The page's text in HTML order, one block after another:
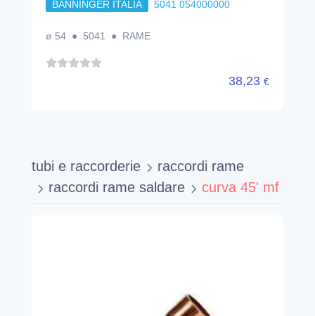
BANNINGER ITALIA 5041 054000000
ø 54 ● 5041 ● RAME
38,23 €
tubi e raccorderie
raccordi rame
raccordi rame saldare
curva 45' mf